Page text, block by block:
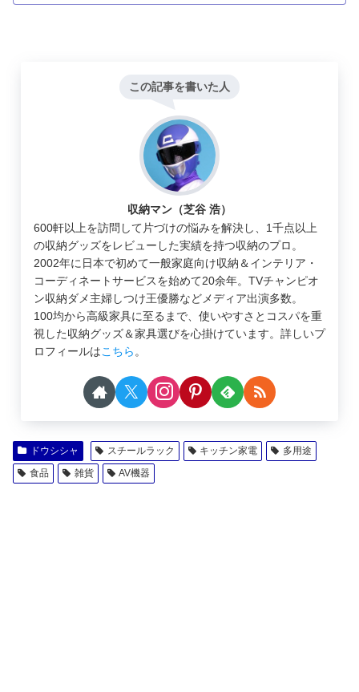
この記事を書いた人
収納マン（芝谷 浩）
600軒以上を訪問して片づけの悩みを解決し、1千点以上
の収納グッズをレビューした実績を持つ収納のプロ。
2002年に日本で初めて一般家庭向け収納＆インテリア・
コーディネートサービスを始めて20余年。TVチャンピオ
ン収納ダメ主婦しつけ王優勝などメディア出演多数。
100均から高級家具に至るまで、使いやすさとコスパを重
視した収納グッズ＆家具選びを心掛けています。詳しいプ
ロフィールはこちら。
ドウシシャ スチールラック キッチン家電
多用途
食品
雑貨 AV機器